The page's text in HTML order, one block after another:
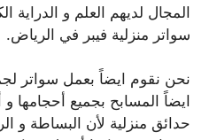
المجال لديهم العلم و الدراية
سواتر منزلية فيبر في الرياض.
نحن نقوم ايضاً بعمل سواتر
ايضاً المسابح بجميع أحجامها
حدائق منزلية لأن البساطة و